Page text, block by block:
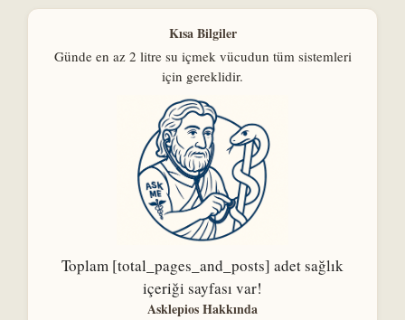
Kısa Bilgiler
Günde en az 2 litre su içmek vücudun tüm sistemleri
için gereklidir.
Toplam [total_pages_and_posts] adet sağlık
içeriği sayfası var!
Asklepios Hakkında